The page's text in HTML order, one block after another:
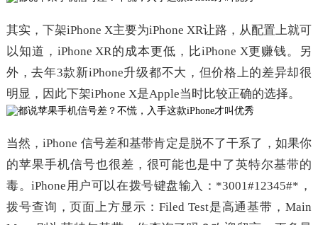
其实，下架iPhone X主要为iPhone XR让路，从配置上就可
以知道，iPhone XR的成本更低，比iPhone X更赚钱。另
外，去年3款新iPhone升级都不大，但价格上的差异却很
明显，因此下架iPhone X是Apple当时比较正确的选择。
当然，iPhone 信号差和基带肯定是脱不了干系了，如果你
的苹果手机信号也很差，很可能也是中了英特尔基带的
毒。iPhone用户可以在拨号键盘输入：*3001#12345#*，
拨号查询，页面上方显示：Filed Test是高通基带，Main